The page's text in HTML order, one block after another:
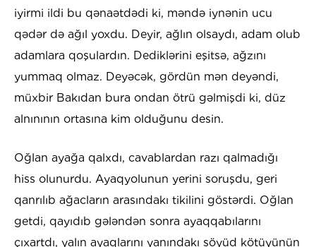
iyirmi ildi bu qənaətdədi ki, məndə iynənin ucu
qədər də ağıl yoxdu. Deyir, ağlın olsaydı, adam olub
adamlara qoşulardın. Dediklərini eşitsə, ağzını
yummaq olmaz. Deyəcək, gördün mən deyəndi,
müxbir Bakıdan bura ondan ötrü gəlmişdi ki, düz
alnınının ortasına kim olduğunu desin.
Oğlan ayağa qalxdı, cavablardan razı qalmadığı
hiss olunurdu. Ayaqyolunun yerini soruşdu, geri
qanrılıb ağacların arasındakı tikilini göstərdi. Oğlan
getdi, qayıdıb gələndən sonra ayaqqabılarını
çıxartdı, yalın ayaqlarını yanındakı söyüd kötüyünün